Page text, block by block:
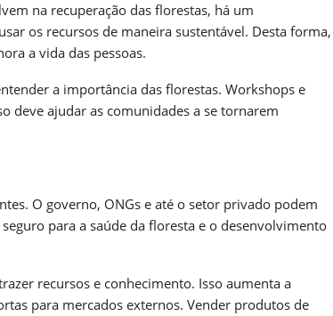
na recuperação das florestas, há um
os recursos de maneira sustentável. Desta forma,
a vida das pessoas.
a importância das florestas. Workshops e
deve ajudar as comunidades a se tornarem
O governo, ONGs e até o setor privado podem
para a saúde da floresta e o desenvolvimento
recursos e conhecimento. Isso aumenta a
para mercados externos. Vender produtos de